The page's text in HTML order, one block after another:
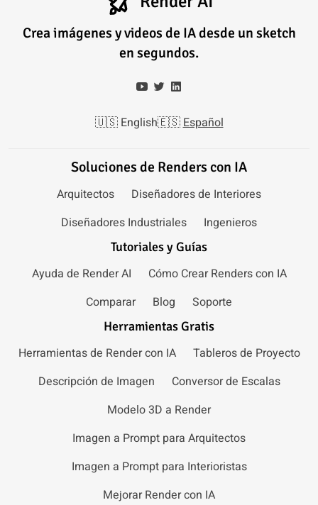
Crea imágenes y videos de IA desde un sketch
en segundos.
🇺🇸 English🇪🇸Español
Soluciones de Renders con IA
Arquitectos
Diseñadores de Interiores
Diseñadores Industriales
Ingenieros
Tutoriales y Guías
Ayuda de Render AI
Cómo Crear Renders con IA
Comparar
Blog Soporte
Herramientas Gratis
Herramientas de Render con IA
Tableros de Proyecto
Descripción de Imagen
Conversor de Escalas
Modelo 3D a Render
Imagen a Prompt para Arquitectos
Imagen a Prompt para Interioristas
Mejorar Render con IA